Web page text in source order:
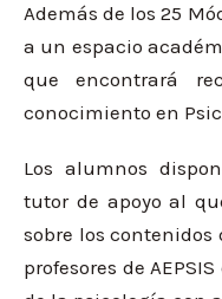
Además de los 25
a un espacio
que encontrará
conocimiento en
Los alumnos
tutor de apoyo al
sobre los
profesores de